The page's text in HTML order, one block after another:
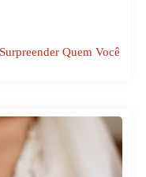
Quem Você